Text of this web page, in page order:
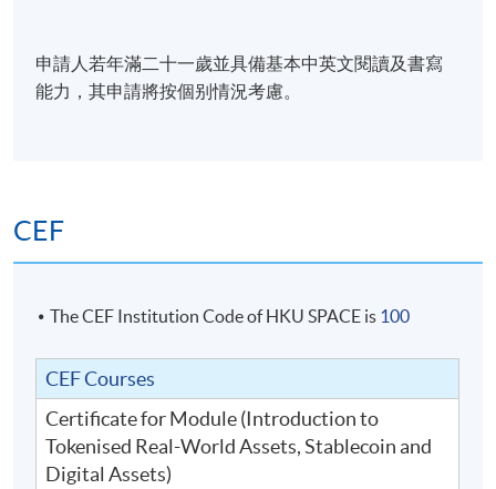
College (HPSHCC) Campus
申請人若年滿二十一歲並具備基本中英文閱讀及書寫
能力，其申請將按個别情況考慮。
CEF
The CEF Institution Code of HKU SPACE is 100
CEF Courses
Certificate for Module (Introduction to
Tokenised Real-World Assets, Stablecoin and
Digital Assets)